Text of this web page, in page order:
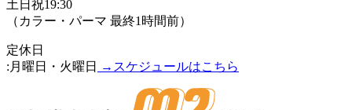
土日祝19:30
（カラー・パーマ 最終1時間前）
定休日
: 月曜日・火曜日 →スケジュールはこちら